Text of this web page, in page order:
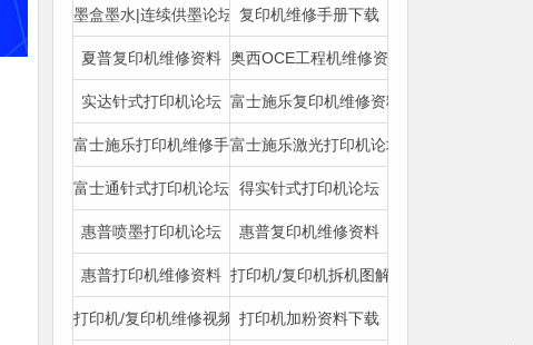
墨盒墨水|连续供墨论坛 复印机维修手册下载
夏普复印机维修资料 奥西OCE工程机维修资料
实达针式打印机论坛 富士施乐复印机维修资料
富士施乐打印机维修手册富士施乐激光打印机论坛
富士通针式打印机论坛 得实针式打印机论坛
惠普喷墨打印机论坛 惠普复印机维修资料
惠普打印机维修资料 打印机/复印机拆机图解下载
打印机/复印机维修视频|图文教程打印机加粉资料下载